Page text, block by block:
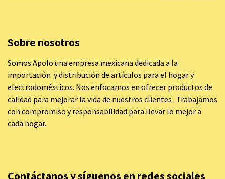
Sobre nosotros
Somos Apolo una empresa mexicana dedicada a la
importación y distribución de artículos para el hogar y
electrodomésticos. Nos enfocamos en ofrecer productos de
calidad para mejorar la vida de nuestros clientes . Trabajamos
con compromiso y responsabilidad para llevar lo mejor a
cada hogar.
Contáctanos y síguenos en redes sociales